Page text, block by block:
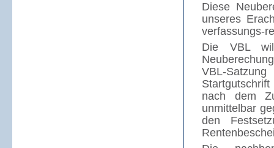
Diese
unseres
verfassungs-
Die VBL
VBL-
nach dem
unmittelbar
den